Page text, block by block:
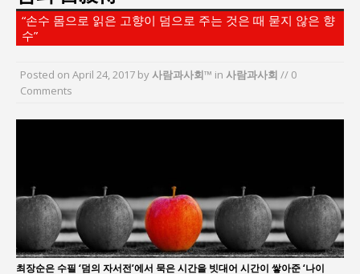
“7월 1일 의장 선출은 ‘위법’이다”
김종대, “현대전, 강한 군대도 약해질 수 있다”
“손수 몸으로 읽은 고향이 덤으로 주는 것은 때 묻지 않은 향
수”
Posted on April 24, 2017 by사람과사회™ in 사람과사회 // 0
Comments
최장순은 수필 ‘덤의 자서전’에서 묵은 시간을 빗대어 시간이 쌓아준 ‘나이